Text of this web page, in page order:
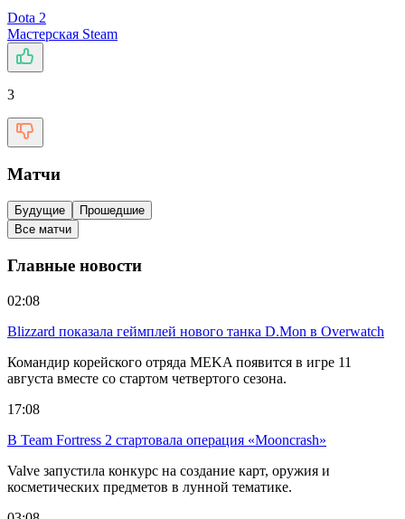
Dota 2
Мастерская Steam
3
Матчи
Будущие
Прошедшие
Все матчи
Главные новости
02:08
Blizzard показала геймплей нового танка D.Mon в Overwatch
Командир корейского отряда MEKA появится в игре 11
августа вместе со стартом четвертого сезона.
17:08
В Team Fortress 2 стартовала операция «Mooncrash»
Valve запустила конкурс на создание карт, оружия и
косметических предметов в лунной тематике.